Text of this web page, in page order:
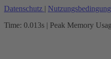
Datenschutz |
Time: 0.013s | Peak Memory